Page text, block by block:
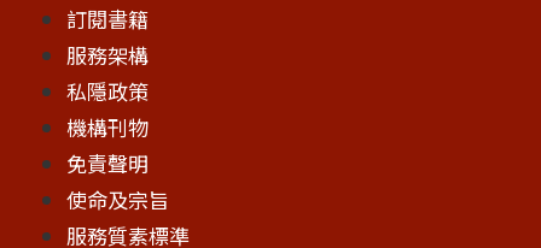
訂閱書籍
服務架構
私隱政策
機構刊物
免責聲明
使命及宗旨
服務質素標準